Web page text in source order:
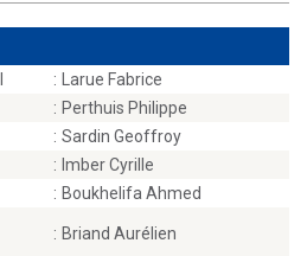
:
Larue Fabrice
: Perthuis Philippe
: Sardin Geoffroy
: Imber Cyrille
: Boukhelifa Ahmed
: Briand Aurélien